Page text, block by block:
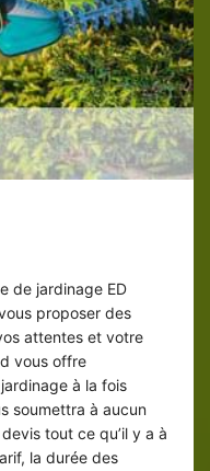
de jardinage ED
proposer des
attentes et votre
vous offre
à la fois
soumettra à aucun
tout ce qu’il y a à
la durée des